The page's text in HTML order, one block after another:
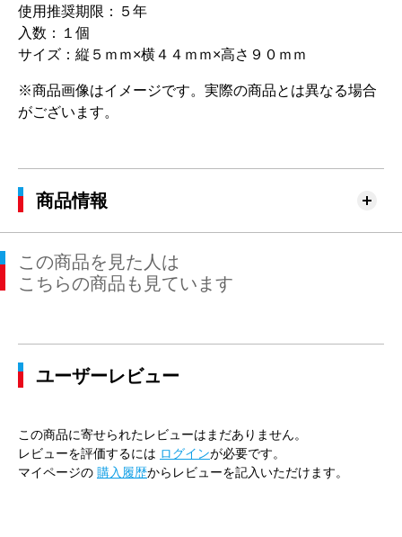
使用推奨期限：５年
入数：１個
サイズ：縦５ｍｍ×横４４ｍｍ×高さ９０ｍｍ
※商品画像はイメージです。実際の商品とは異なる場合
がございます。
商品情報
この商品を見た人は
こちらの商品も見ています
ユーザーレビュー
この商品に寄せられたレビューはまだありません。
レビューを評価するには ログインが必要です。
マイページの 購入履歴からレビューを記入いただけます。